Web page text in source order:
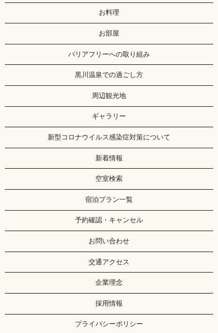
お料理
お部屋
バリアフリーへの取り組み
黒川温泉での過ごし方
周辺観光地
ギャラリー
新型コロナウイルス感染症対策について
新着情報
空室検索
宿泊プラン一覧
予約確認・キャンセル
お問い合わせ
交通アクセス
企業理念
採用情報
プライバシーポリシー